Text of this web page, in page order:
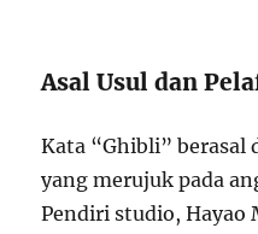
Asal Usul dan
Kata “Ghibli” berasal
yang merujuk pada
Pendiri studio, Hayao